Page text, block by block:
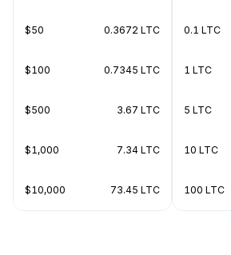
$50 0.3672 LTC
$100 0.7345 LTC
$500 3.67 LTC
$1,000 7.34 LTC
$10,000 73.45 LTC
0.1 LTC
1 LTC
5 LTC
10 LTC
100 LTC